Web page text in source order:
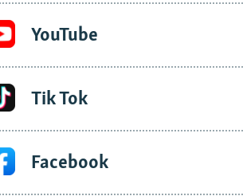
YouTube
Tik Tok
Facebook